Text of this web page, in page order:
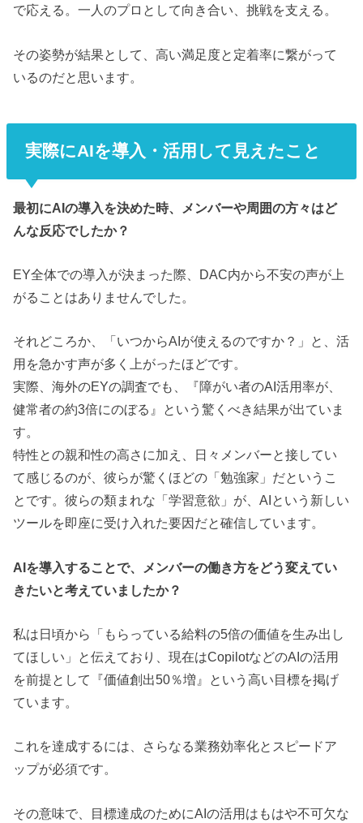
で応える。一人のプロとして向き合い、挑戦を支える。
その姿勢が結果として、高い満足度と定着率に繋がって
いるのだと思います。
実際にAIを導入・活用して見えたこと
最初にAIの導入を決めた時、メンバーや周囲の方々はど
んな反応でしたか？
EY全体での導入が決まった際、DAC内から不安の声が上
がることはありませんでした。
それどころか、「いつからAIが使えるのですか？」と、活
用を急かす声が多く上がったほどです。
実際、海外のEYの調査でも、『障がい者のAI活用率が、
健常者の約3倍にのぼる』という驚くべき結果が出ていま
す。
特性との親和性の高さに加え、日々メンバーと接してい
て感じるのが、彼らが驚くほどの「勉強家」だというこ
とです。彼らの類まれな「学習意欲」が、AIという新しい
ツールを即座に受け入れた要因だと確信しています。
AIを導入することで、メンバーの働き方をどう変えてい
きたいと考えていましたか？
私は日頃から「もらっている給料の5倍の価値を生み出し
てほしい」と伝えており、現在はCopilotなどのAIの活用
を前提として『価値創出50％増』という高い目標を掲げ
ています。
これを達成するには、さらなる業務効率化とスピードア
ップが必須です。
その意味で、目標達成のためにAIの活用はもはや不可欠な